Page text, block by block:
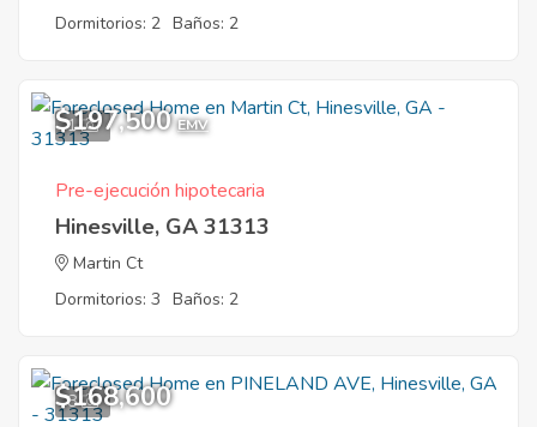
Dormitorios: 2 Baños: 2
1
$197,500 EMV
Pre-ejecución hipotecaria
Hinesville, GA 31313
Martin Ct
Dormitorios: 3 Baños: 2
8
$168,600